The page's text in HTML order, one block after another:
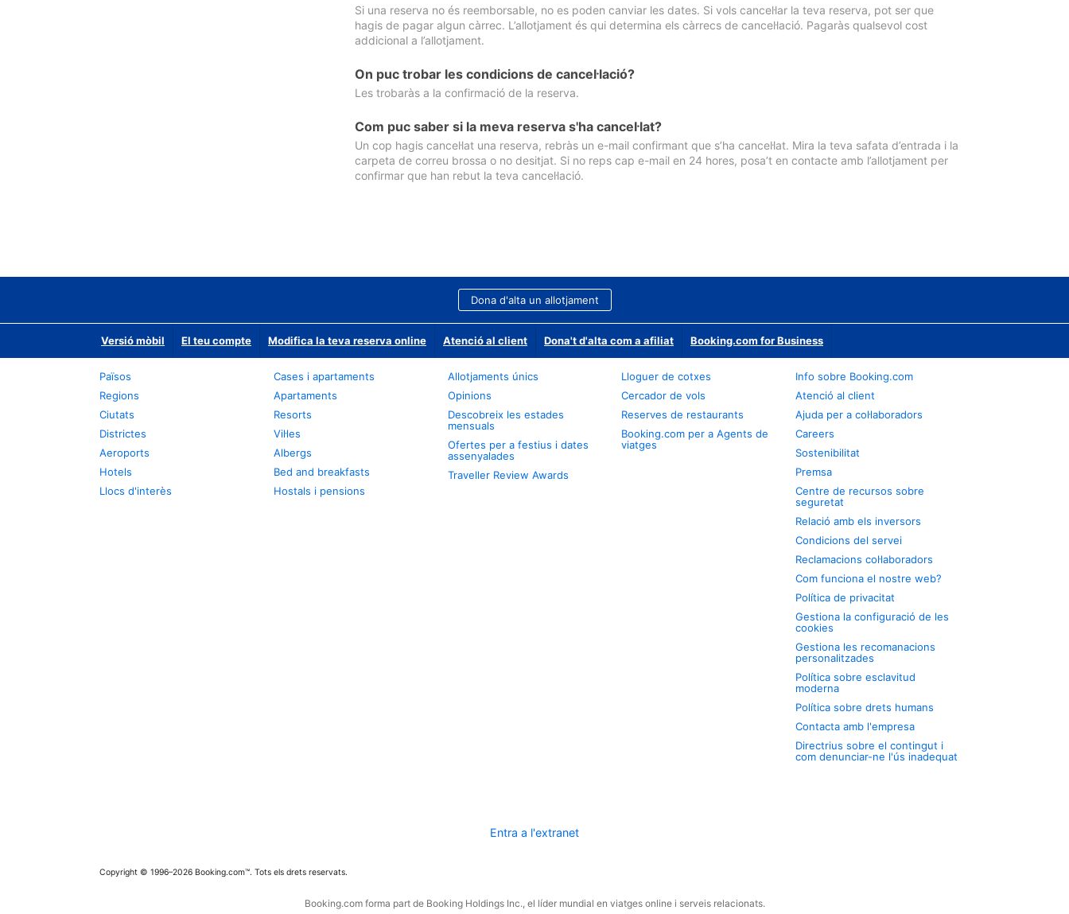
Si una reserva no és reemborsable, no es poden canviar les dates. Si vols cancel·lar la teva reserva, pot ser que
hagis de pagar algun càrrec. L’allotjament és qui determina els càrrecs de cancel·lació. Pagaràs qualsevol cost
addicional a l’allotjament.
On puc trobar les condicions de cancel·lació?
Les trobaràs a la confirmació de la reserva.
Com puc saber si la meva reserva s'ha cancel·lat?
Un cop hagis cancel·lat una reserva, rebràs un e-mail confirmant que s’ha cancel·lat. Mira la teva safata d’entrada i la
carpeta de correu brossa o no desitjat. Si no reps cap e-mail en 24 hores, posa’t en contacte amb l’allotjament per
confirmar que han rebut la teva cancel·lació.
Dona d'alta un allotjament
Versió mòbil El teu compte Modifica la teva reserva online Atenció al client Dona't d'alta com a afiliat Booking.com for Business
Països
Regions
Ciutats
Districtes
Aeroports
Hotels
Llocs d'interès
Cases i apartaments
Apartaments
Resorts
Vil·les
Albergs
Bed and breakfasts
Hostals i pensions
Allotjaments únics
Opinions
Descobreix les estades
mensuals
Ofertes per a festius i dates
assenyalades
Traveller Review Awards
Lloguer de cotxes
Cercador de vols
Reserves de restaurants
Booking.com per a Agents de
viatges
Info sobre Booking.com
Atenció al client
Ajuda per a col·laboradors
Careers
Sostenibilitat
Premsa
Centre de recursos sobre
seguretat
Relació amb els inversors
Condicions del servei
Reclamacions col·laboradors
Com funciona el nostre web?
Política de privacitat
Gestiona la configuració de les
cookies
Gestiona les recomanacions
personalitzades
Política sobre esclavitud
moderna
Política sobre drets humans
Contacta amb l'empresa
Directrius sobre el contingut i
com denunciar-ne l'ús inadequat
Entra a l'extranet
Copyright © 1996–2026 Booking.com™. Tots els drets reservats.
Booking.com forma part de Booking Holdings Inc., el líder mundial en viatges online i serveis relacionats.